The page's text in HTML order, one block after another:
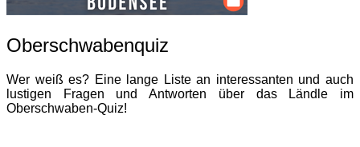
Oberschwabenquiz
Wer weiß es? Eine lange Liste an interessanten und auch
lustigen Fragen und Antworten über das Ländle im
Oberschwaben-Quiz!